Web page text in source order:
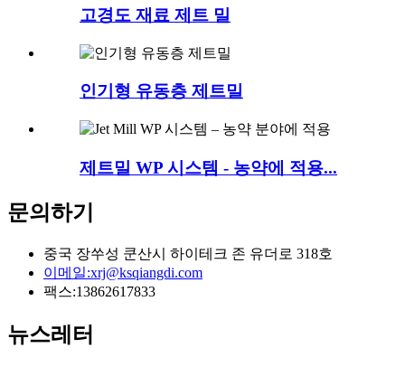
고경도 재료 제트 밀
인기형 유동층 제트밀
제트밀 WP 시스템 - 농약에 적용...
문의하기
중국 장쑤성 쿤산시 하이테크 존 유더로 318호
이메일:xrj@ksqiangdi.com
팩스:13862617833
뉴스레터